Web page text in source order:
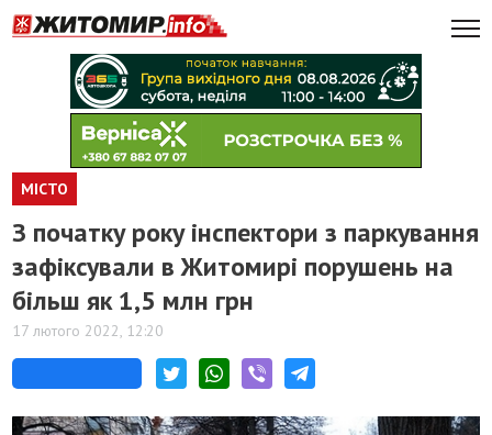
МІСТО
З початку року інспектори з паркування
зафіксували в Житомирі порушень на
більш як 1,5 млн грн
17 лютого 2022, 12:20